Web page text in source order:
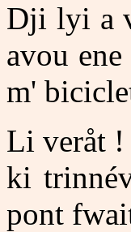
Dji lyi a
avou
m'
Li veråt !
ki
pont